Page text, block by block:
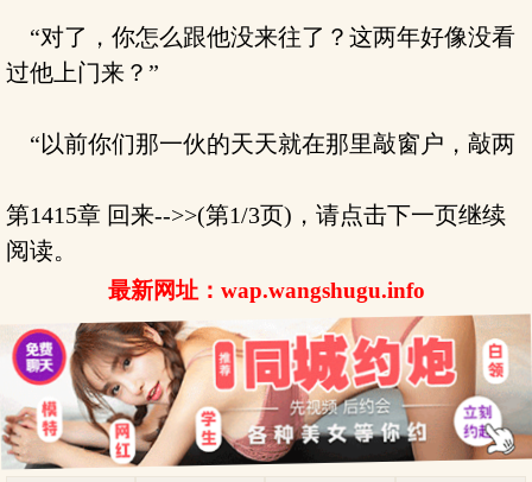
“对了，你怎么跟他没来往了？这两年好像没看
过他上门来？”
“以前你们那一伙的天天就在那里敲窗户，敲两
第1415章 回来-->>(第1/3页)，请点击下一页继续
阅读。
最新网址：wap.wangshugu.info